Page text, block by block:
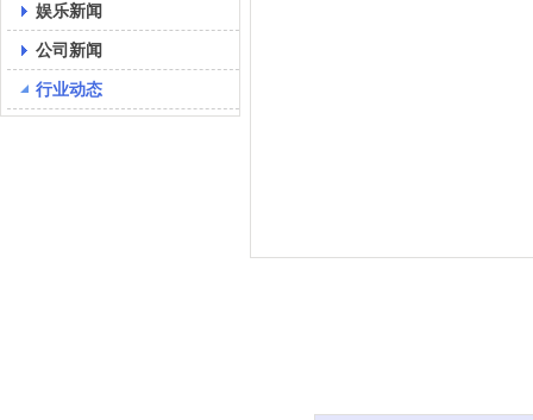
娱乐新闻
公司新闻
行业动态